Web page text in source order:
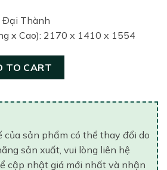
Đại Thành
x Cao): 2170 x 1410 x 1554
TO CART
của sản phẩm có thể thay đổi do
sản xuất, vui lòng liên hệ
cập nhật giá mới nhất và nhận